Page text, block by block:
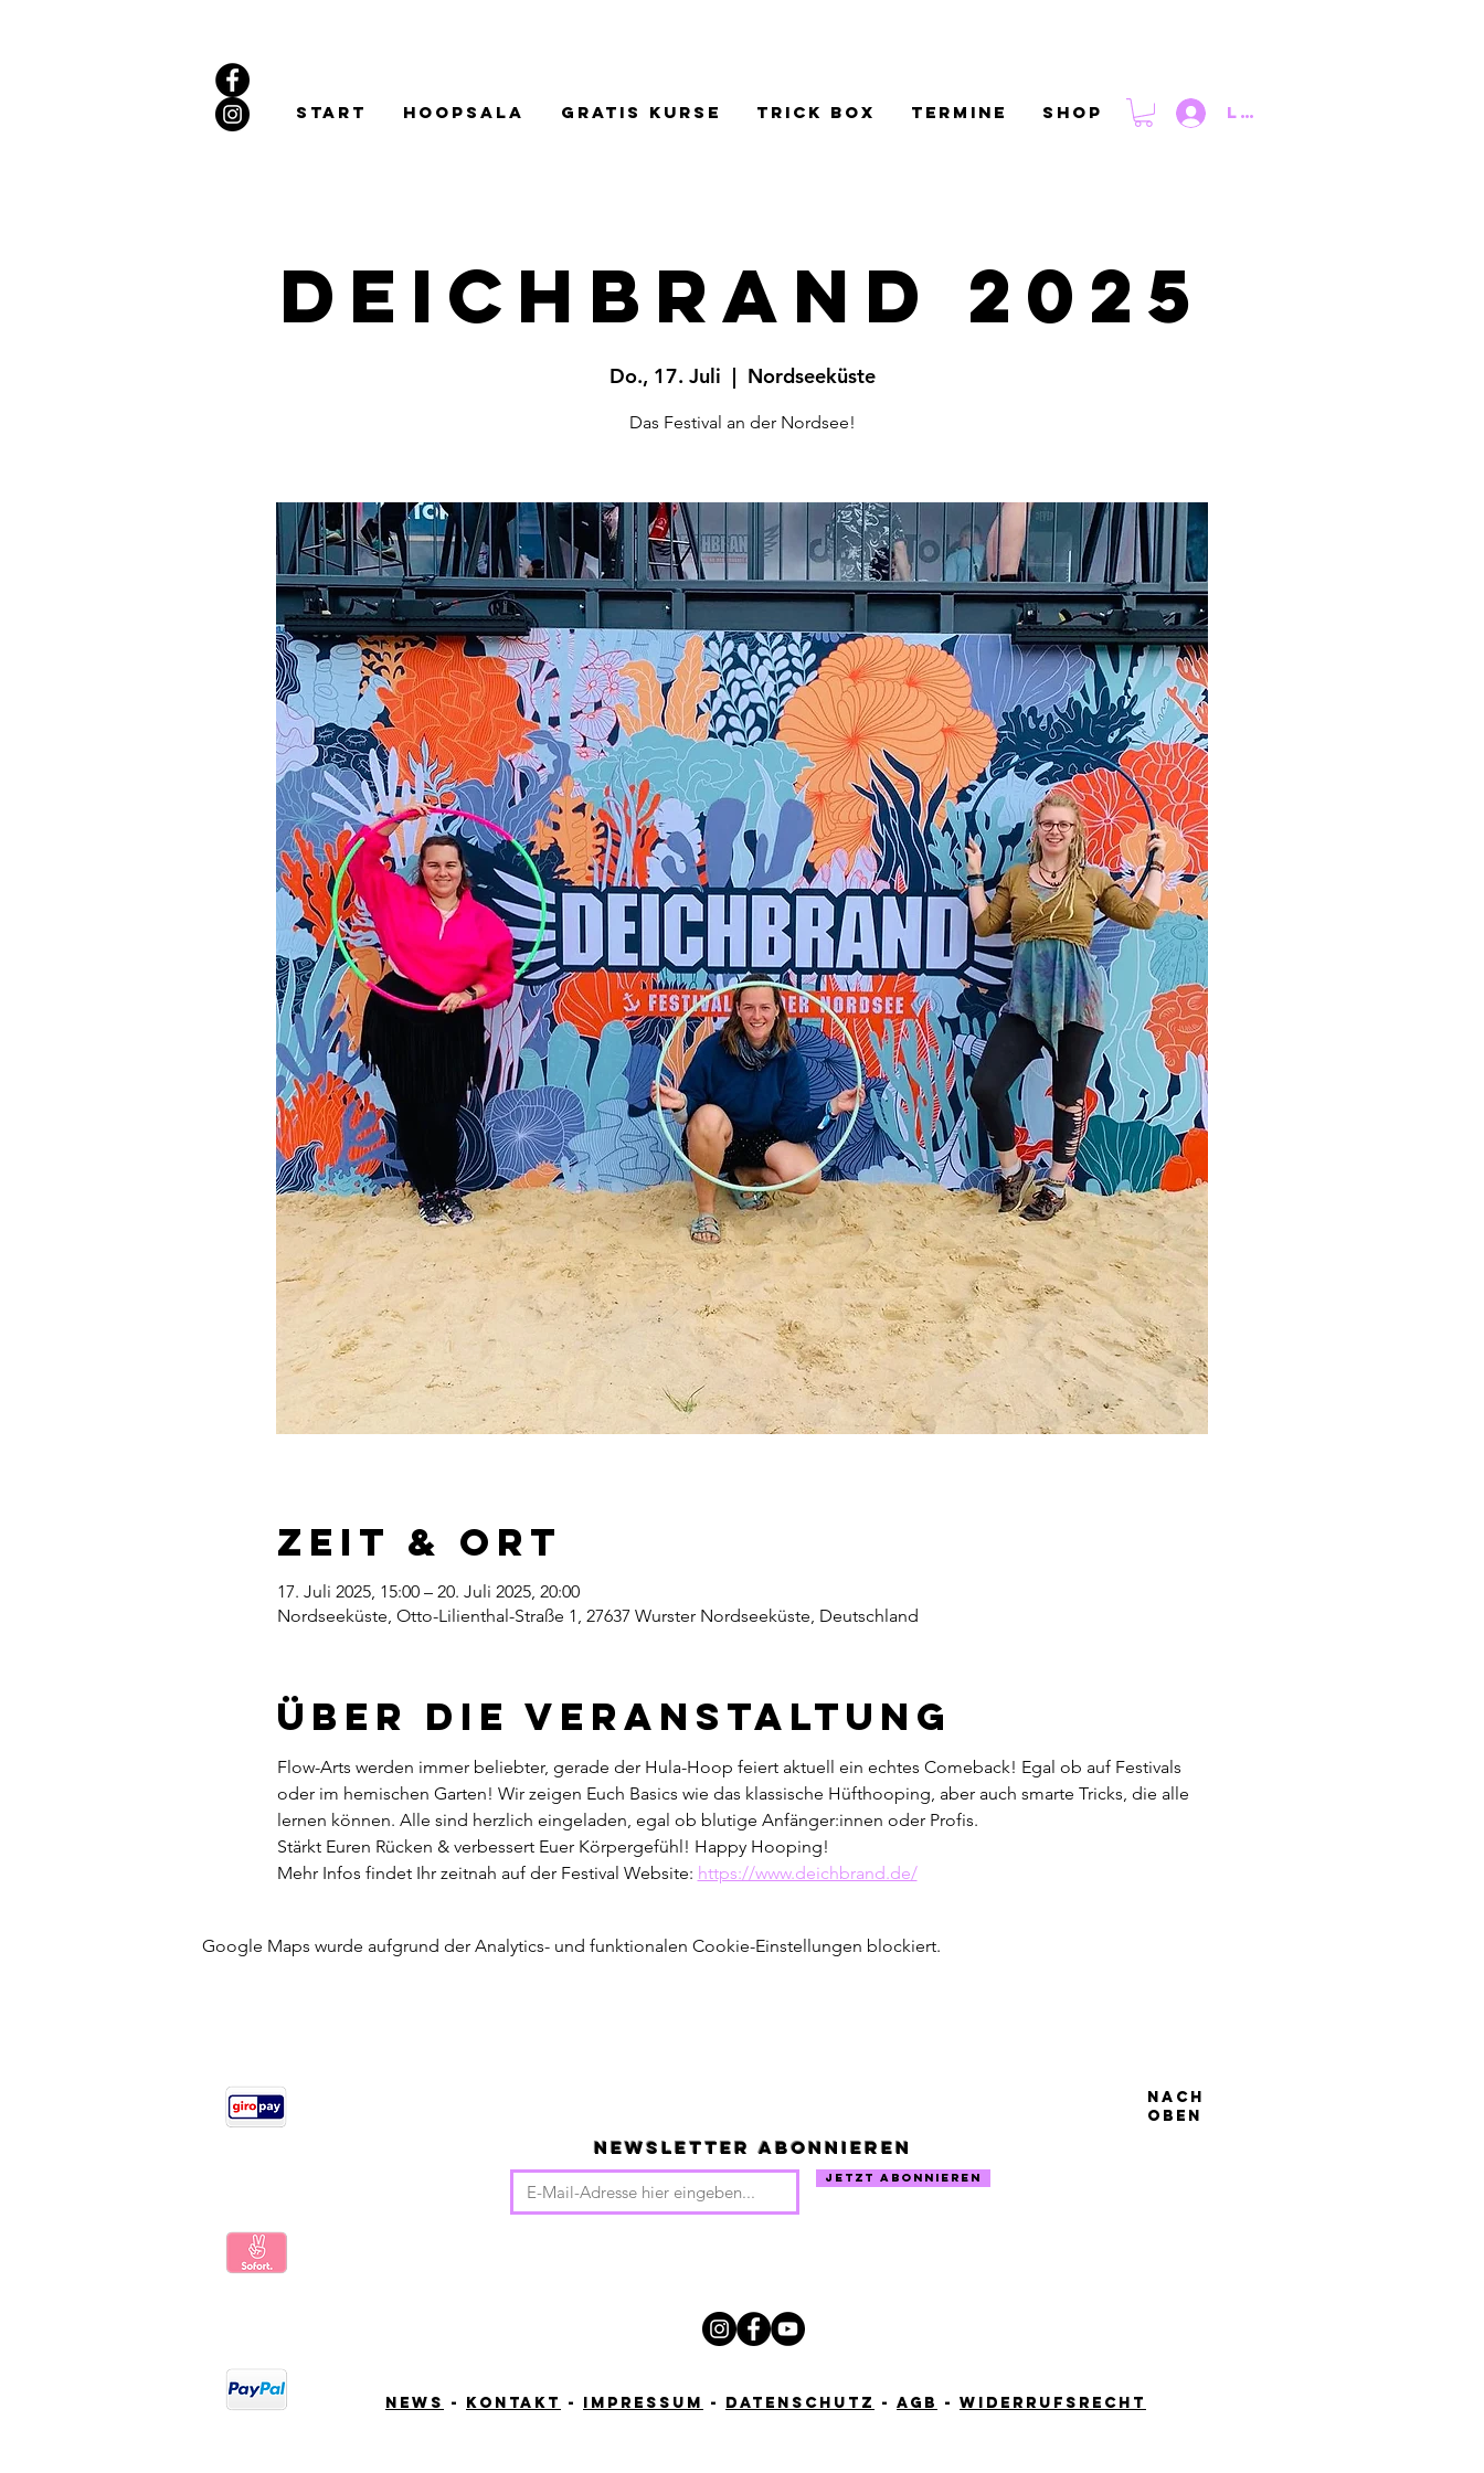
Start Hoopsala Gratis Kurse Trick Box Termine Shop Log IN
Deichbrand 2025
Do., 17. Juli
  |
Nordseeküste
Das Festival an der Nordsee!
Zeit & Ort
17. Juli 2025, 15:00 – 20. Juli 2025, 20:00
Nordseeküste, Otto-Lilienthal-Straße 1, 27637 Wurster Nordseeküste, Deutschland
Über die Veranstaltung
Flow-Arts werden immer beliebter, gerade der Hula-Hoop feiert aktuell ein echtes Comeback! Egal ob auf Festivals
oder im hemischen Garten! Wir zeigen Euch Basics wie das klassische Hüfthooping, aber auch smarte Tricks, die alle
lernen können. Alle sind herzlich eingeladen, egal ob blutige Anfänger:innen oder Profis.
Stärkt Euren Rücken & verbessert Euer Körpergefühl! Happy Hooping!
Mehr Infos findet Ihr zeitnah auf der Festival Website: https://www.deichbrand.de/
Google Maps wurde aufgrund der Analytics- und funktionalen Cookie-Einstellungen blockiert.
Newsletter abonnieren
Jetzt abonnieren
Nach
oben
News - Kontakt - Impressum - Datenschutz - AGB - Widerrufsrecht